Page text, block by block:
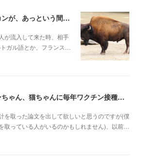
ネイティブアメリカンが、あっという間に滅ぼされていった理由
が流入して来た時、相手
ガル語とか、フランス…
再び。日本ではワンちゃん、猫ちゃんに毎年ワクチン接種を行うべき理由
を取った論文を出して欲しいと思うのですが(僕
取っている人がいるのかもしれません)、以前…